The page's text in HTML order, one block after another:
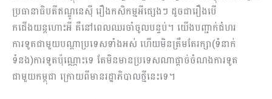
ប្រធានាធិបតីឥណ្ឌូនេស៊ី រឿងកសិកម្មអីផ្សេងៗ ដូចជារឿងបើ
កជើងយន្ដហោះអី គឺនៅពេលឈរចាំចូលបន្ទប់។ យើងបញ្ជាក់ជំហរ
ការទូតជាមួយបណ្ដាប្រទេសទាំងអស់ ហើយមិនត្រឹមតែ​រក្សា(ទំនាក់
ទំនង)ការទូតប៉ុណ្ណោះទេ តែមិនមានប្រ​ទេសណាផ្ដាច់ចំណងការទូត
ជាមួយកម្ពុជា ក្រោយពីមានរដ្ឋាភិបាលថ្មីនេះទេ។